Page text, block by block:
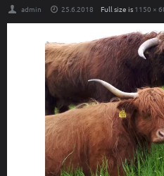
admin 25.6.2018 Full size is 1150 ×